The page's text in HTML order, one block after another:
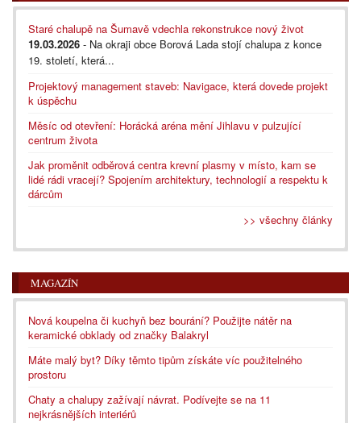
Staré chalupě na Šumavě vdechla rekonstrukce nový život
19.03.2026 - Na okraji obce Borová Lada stojí chalupa z konce
19. století, která...
Projektový management staveb: Navigace, která dovede projekt
k úspěchu
Měsíc od otevření: Horácká aréna mění Jihlavu v pulzující
centrum života
Jak proměnit odběrová centra krevní plasmy v místo, kam se
lidé rádi vracejí? Spojením architektury, technologií a respektu k
dárcům
>> všechny články
MAGAZÍN
Nová koupelna či kuchyň bez bourání? Použijte nátěr na
keramické obklady od značky Balakryl
Máte malý byt? Díky těmto tipům získáte víc použitelného
prostoru
Chaty a chalupy zažívají návrat. Podívejte se na 11
nejkrásnějších interiérů